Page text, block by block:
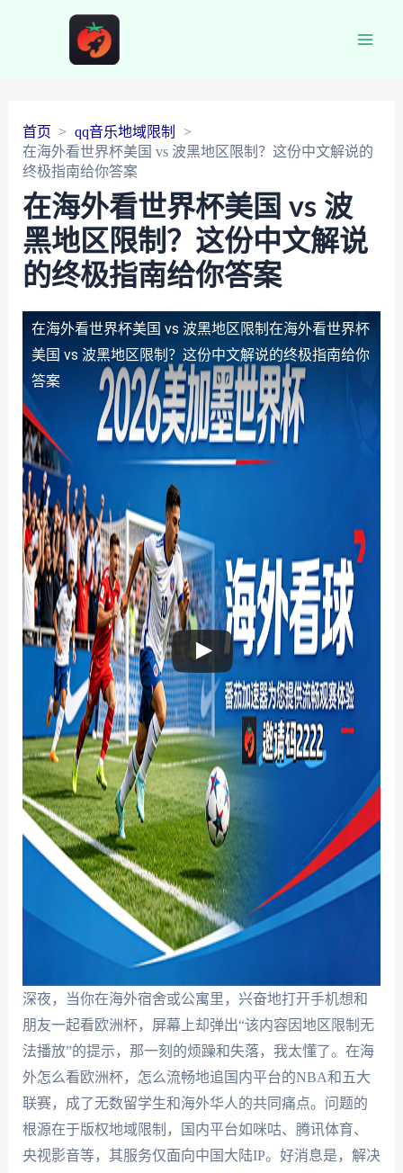
首页
qq音乐地域限制
在海外看世界杯美国 vs 波黑地区限制？这份中文解说的
终极指南给你答案
在海外看世界杯美国 vs 波
黑地区限制？这份中文解说
的终极指南给你答案
在海外看世界杯美国 vs 波黑地区限制 在海外看世界杯
美国 vs 波黑地区限制？这份中文解说的终极指南给你
答案
深夜，当你在海外宿舍或公寓里，兴奋地打开手机想和
朋友一起看欧洲杯，屏幕上却弹出“该内容因地区限制无
法播放”的提示，那一刻的烦躁和失落，我太懂了。在海
外怎么看欧洲杯，怎么流畅地追国内平台的NBA和五大
联赛，成了无数留学生和海外华人的共同痛点。问题的
根源在于版权地域限制，国内平台如咪咕、腾讯体育、
央视影音等，其服务仅面向中国大陆IP。好消息是，解决